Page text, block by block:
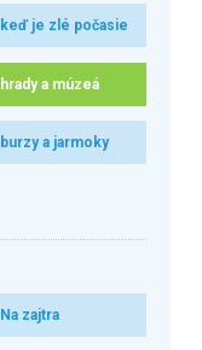
keď je zlé počasie
hrady a múzeá
burzy a jarmoky
Na zajtra